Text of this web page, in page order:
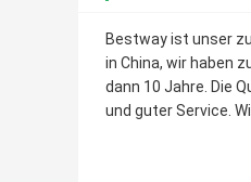
Bestway ist unser
in China, wir haben
dann 10 Jahre. Die
und guter Service.